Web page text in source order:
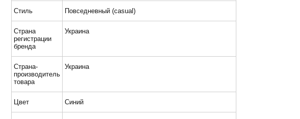
Стиль Повседневный (casual)
Страна
регистрации
бренда
Украина
Страна-
производитель
товара
Украина
Цвет Синий